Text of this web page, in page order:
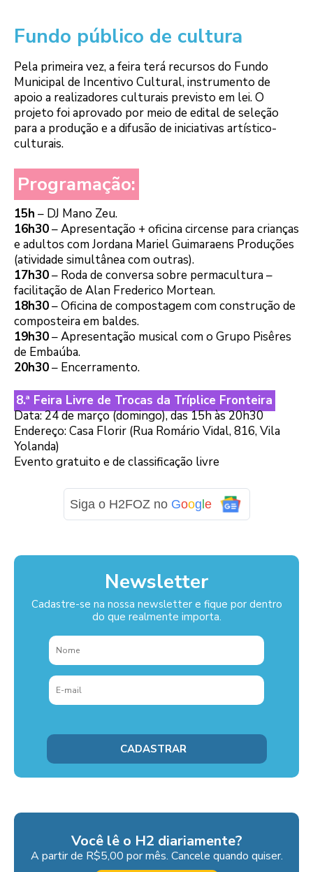
Fundo público de cultura
Pela primeira vez, a feira terá recursos do Fundo
Municipal de Incentivo Cultural, instrumento de
apoio a realizadores culturais previsto em lei. O
projeto foi aprovado por meio de edital de seleção
para a produção e a difusão de iniciativas artístico-
culturais.
Programação:
15h – DJ Mano Zeu.
16h30– Apresentação + oficina circense para crianças
e adultos com Jordana Mariel Guimaraens Produções
(atividade simultânea com outras).
17h30– Roda de conversa sobre permacultura –
facilitação de Alan Frederico Mortean.
18h30– Oficina de compostagem com construção de
composteira em baldes.
19h30– Apresentação musical com o Grupo Pisêres
de Embaúba.
20h30– Encerramento.
8.ª Feira Livre de Trocas da Tríplice Fronteira
Data: 24 de março (domingo), das 15h às 20h30
Endereço: Casa Florir (Rua Romário Vidal, 816, Vila
Yolanda)
Evento gratuito e de classificação livre
Siga o H2FOZ no Google
Newsletter
Cadastre-se na nossa newsletter e fique por dentro
do que realmente importa.
Você lê o H2 diariamente?
A partir de R$5,00 por mês. Cancele quando quiser.